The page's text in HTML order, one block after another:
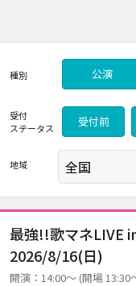
種別 公演
受付
ステータス
受付前
地域
最強!!歌マネLIVE
2026/8/16(日)
開演：14:00～ (開場 13:30